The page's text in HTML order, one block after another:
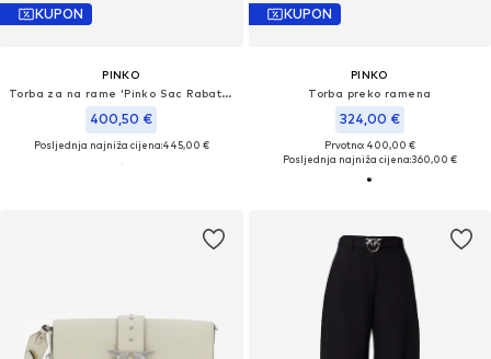
KUPON
PINKO
Torba za na rame 'Pinko Sac Rabat Love One Slouchy Zip Mini Vite Blanc'
400,50 €
Posljednja najniža cijena:445,00 €
KUPON
PINKO
Torba preko ramena
324,00 €
Prvotno: 400,00 €
Posljednja najniža cijena:360,00 €